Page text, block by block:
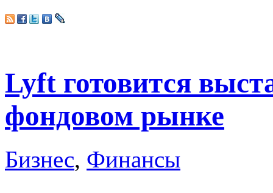
Lyft готовится
фондовом рынке
Бизнес, Финансы